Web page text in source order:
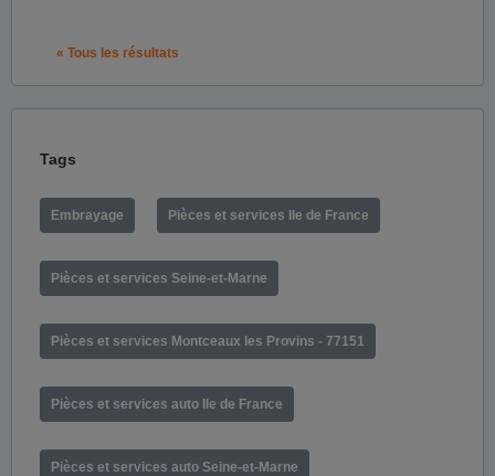
« Tous les résultats
Tags
Embrayage Pièces et services Ile de France
Pièces et services Seine-et-Marne
Pièces et services Montceaux les Provins - 77151
Pièces et services auto Ile de France
Pièces et services auto Seine-et-Marne